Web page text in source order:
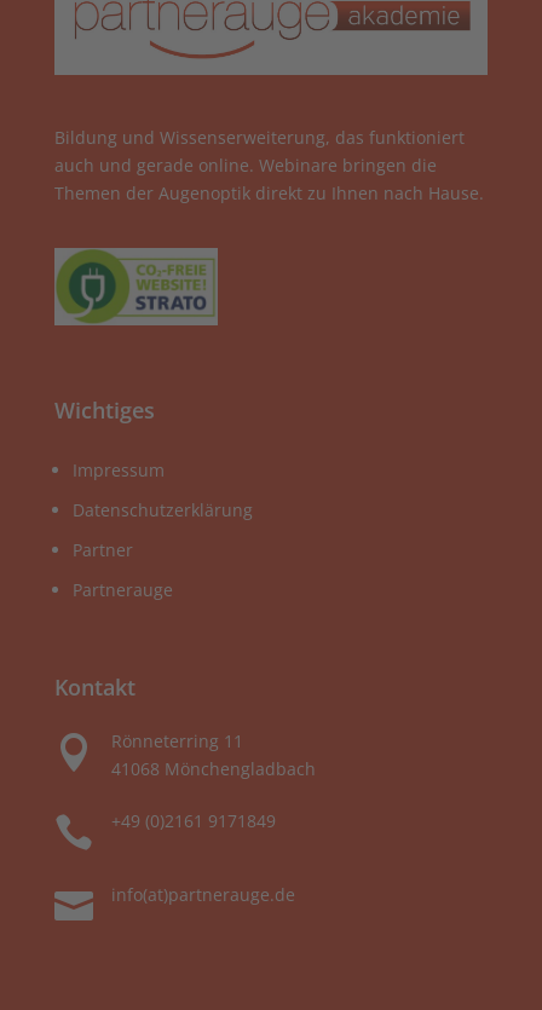
Bildung und Wissenserweiterung, das funktioniert
auch und gerade online. Webinare bringen die
Themen der Augenoptik direkt zu Ihnen nach Hause.
Wichtiges
Impressum
Datenschutzerklärung
Partner
Partnerauge
Kontakt

Rönneterring 11
41068 Mönchengladbach
 +49 (0)2161 9171849
 info(at)partnerauge.de